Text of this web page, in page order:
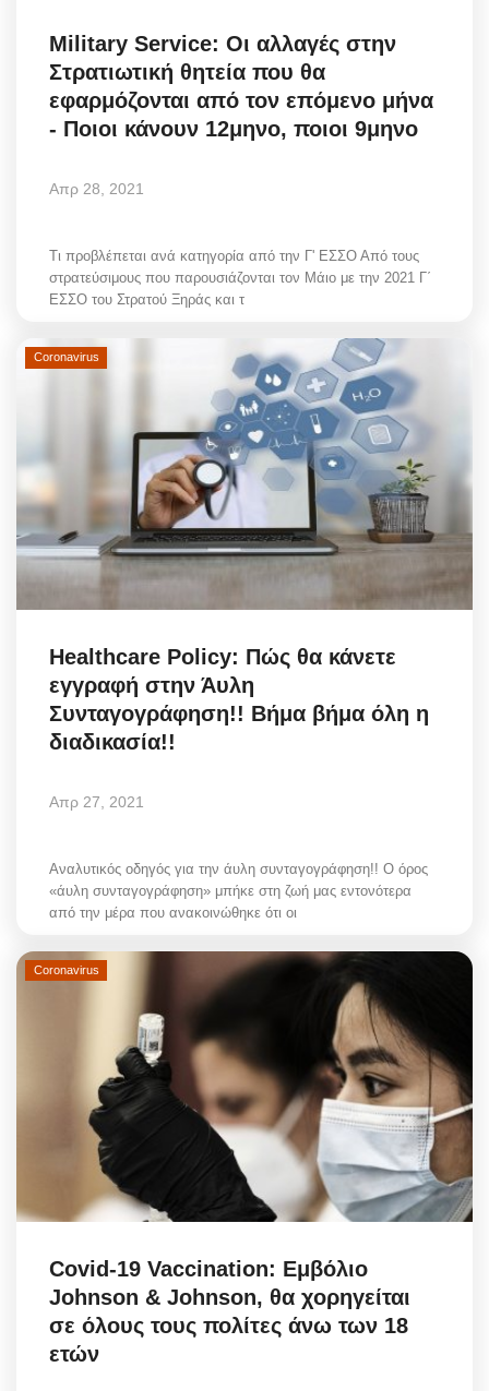
Military Service: Οι αλλαγές στην
Στρατιωτική θητεία που θα
εφαρμόζονται από τον επόμενο μήνα
- Ποιοι κάνουν 12μηνο, ποιοι 9μηνο
Απρ 28, 2021
Τι προβλέπεται ανά κατηγορία από την Γ' ΕΣΣΟ Από τους
στρατεύσιμους που παρουσιάζονται τον Μάιο με την 2021 Γ΄
ΕΣΣΟ του Στρατού Ξηράς και τ
Coronavirus
Healthcare Policy: Πώς θα κάνετε
εγγραφή στην Άυλη
Συνταγογράφηση!! Βήμα βήμα όλη η
διαδικασία!!
Απρ 27, 2021
Αναλυτικός οδηγός για την άυλη συνταγογράφηση!! O όρος
«άυλη συνταγογράφηση» μπήκε στη ζωή μας εντονότερα
από την μέρα που ανακοινώθηκε ότι οι
Coronavirus
Covid-19 Vaccination: Εμβόλιο
Johnson & Johnson, θα χορηγείται
σε όλους τους πολίτες άνω των 18
ετών